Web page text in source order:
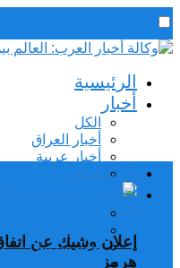
رئيس التحرير / د. اسماعيل الجنابي
الجمعة,7 أغسطس, 2026الرئيسية
أخبار
الكل
أخبار العراق
أخبار عربية
هرمز
الرئيسية
أخبار
أخبار عربية